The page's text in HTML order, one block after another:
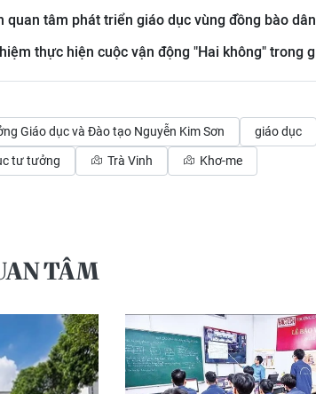
quan tâm phát triển giáo dục vùng đồng bào
thực hiện cuộc vận động "Hai không" trong
Giáo dục và Đào tạo Nguyễn Kim Sơn giáo dục
tư tưởng Trà Vinh Khơ-me
TÂM